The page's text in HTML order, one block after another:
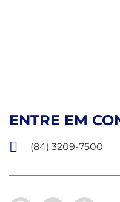
ENTRE EM
(84) 3209-7500